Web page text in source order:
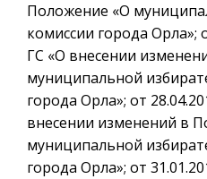
Положение «О
комиссии города Орла»;
ГС «О внесении
муниципальной
города Орла»; от
внесении изменений в
муниципальной
города Орла»; от